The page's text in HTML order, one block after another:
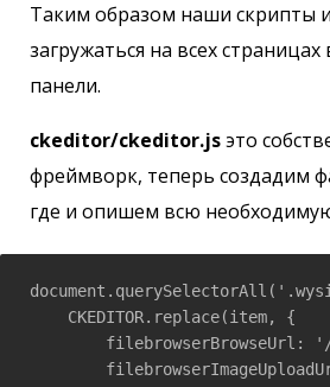
Таким образом наши скрипты и
загружаться на всех
панели.
ckeditor/ckeditor.jsэто
фреймворк, теперь создадим
где и опишем всю
    CKEDITOR.replace(item, {
filebrowserBrowseUrl: